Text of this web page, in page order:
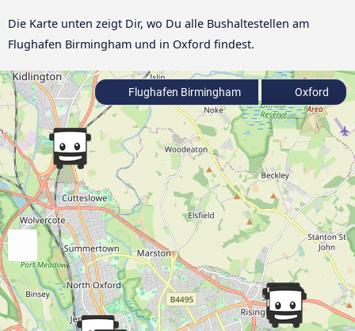
Die Karte unten zeigt Dir, wo Du alle Bushaltestellen am
Flughafen Birmingham und in Oxford findest.
Flughafen Birmingham Oxford